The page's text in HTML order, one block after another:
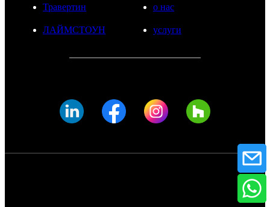
Травертин
ЛАЙМСТОУН
о нас
услуги
Политика конфиденциальности